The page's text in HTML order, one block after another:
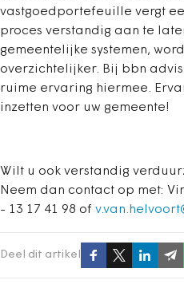
vastgoedportefeuille vergt
proces verstandig aan te
gemeentelijke systemen,
overzichtelijker. Bij bbn
ruime ervaring hiermee.
inzetten voor uw gemeente!
Wilt u ook verstandig
Neem dan contact op met:
- 13 17 41 98 of
Deel dit artikel